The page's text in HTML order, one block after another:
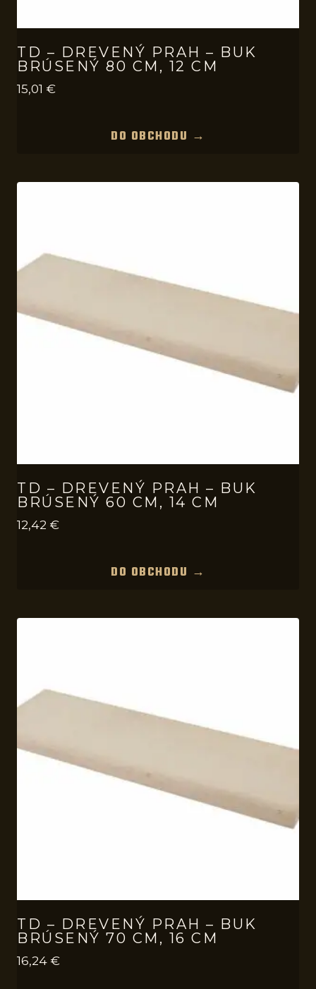
TD – DREVENÝ PRAH – BUK
BRÚSENÝ 80 CM, 12 CM
15,01 €
DO OBCHODU →
TD – DREVENÝ PRAH – BUK
BRÚSENÝ 60 CM, 14 CM
12,42 €
DO OBCHODU →
TD – DREVENÝ PRAH – BUK
BRÚSENÝ 70 CM, 16 CM
16,24 €